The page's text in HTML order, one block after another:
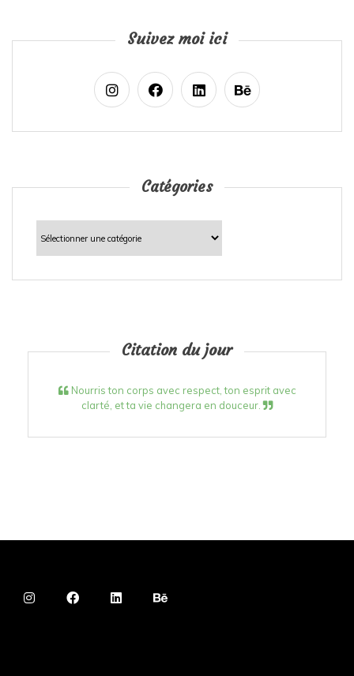
Suivez moi ici
Catégories
Catégories
Citation du jour
Nourris ton corps avec respect, ton esprit avec
clarté, et ta vie changera en douceur.